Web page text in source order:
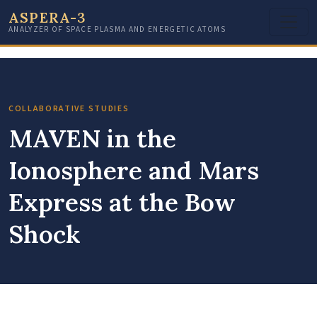
ASPERA-3
ANALYZER OF SPACE PLASMA AND ENERGETIC ATOMS
COLLABORATIVE STUDIES
MAVEN in the
Ionosphere and Mars
Express at the Bow
Shock